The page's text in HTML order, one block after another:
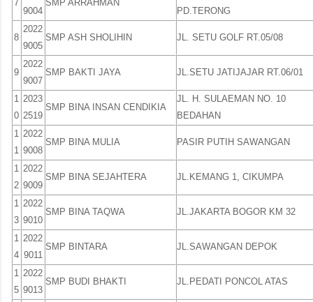
7
9004
SMP ARRAHMAN
PD.TERONG
8
2022
9005
SMP ASH SHOLIHIN JL. SETU GOLF RT.05/08
9
2022
9007
SMP BAKTI JAYA JL.SETU JATIJAJAR RT.06/01
1
0
2023
2519
SMP BINA INSAN CENDIKIA
JL. H. SULAEMAN NO. 10
BEDAHAN
1
1
2022
9008
SMP BINA MULIA PASIR PUTIH SAWANGAN
1
2
2022
9009
SMP BINA SEJAHTERA JL.KEMANG 1, CIKUMPA
1
3
2022
9010
SMP BINA TAQWA JL.JAKARTA BOGOR KM 32
1
4
2022
9011
SMP BINTARA JL.SAWANGAN DEPOK
1
5
2022
9013
SMP BUDI BHAKTI JL.PEDATI PONCOL ATAS